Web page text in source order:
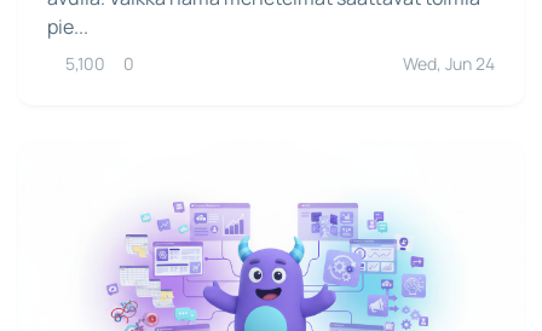
pie...
5,100 0 Wed, Jun 24